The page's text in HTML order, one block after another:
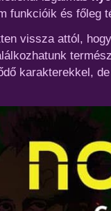
funkcióik és főleg
vissza attól, hogy
karakterekkel,